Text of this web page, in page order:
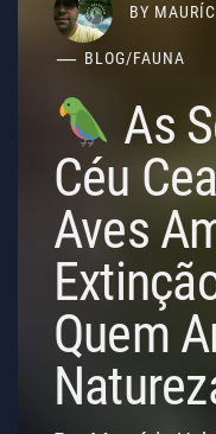
BY
BLOG/FAUNA
As
Céu
Aves
Quem